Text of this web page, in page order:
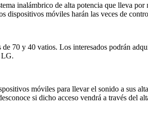
inalámbrico de alta potencia que lleva
dispositivos móviles harán las veces de
70 y 40 vatios. Los interesados podrán
LG.
móviles para llevar el sonido a sus
si dicho acceso vendrá a través del